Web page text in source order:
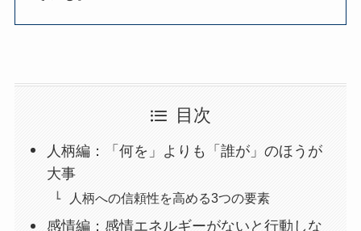
目次
人柄編：「何を」よりも「誰が」のほうが
大事
人柄への信頼性を高める3つの要素
感情編：感情エネルギーがないと行動しな